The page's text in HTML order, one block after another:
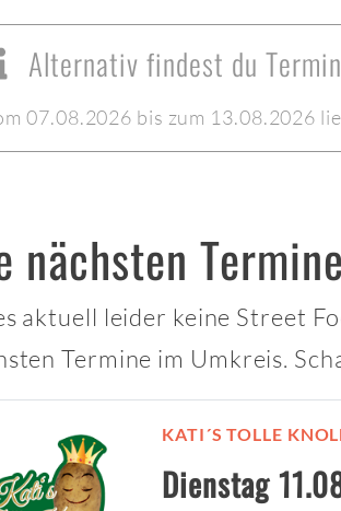
Alternativ findest du
07.08.2026 bis zum 13.08.2026
nächsten
aktuell leider keine Street
Termine im Umkreis.
KATI´S TOLLE
Dienstag